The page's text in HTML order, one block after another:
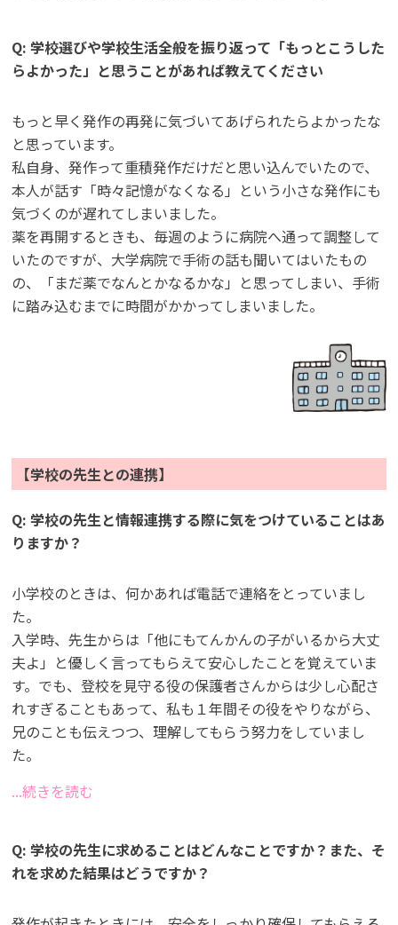
Q: 学校選びや学校生活全般を振り返って「もっとこうした
らよかった」と思うことがあれば教えてください
もっと早く発作の再発に気づいてあげられたらよかったな
と思っています。
私自身、発作って重積発作だけだと思い込んでいたので、
本人が話す「時々記憶がなくなる」という小さな発作にも
気づくのが遅れてしまいました。
薬を再開するときも、毎週のように病院へ通って調整して
いたのですが、大学病院で手術の話も聞いてはいたもの
の、「まだ薬でなんとかなるかな」と思ってしまい、手術
に踏み込むまでに時間がかかってしまいました。
【学校の先生との連携】
Q: 学校の先生と情報連携する際に気をつけていることはあ
りますか？
小学校のときは、何かあれば電話で連絡をとっていまし
た。
入学時、先生からは「他にもてんかんの子がいるから大丈
夫よ」と優しく言ってもらえて安心したことを覚えていま
す。でも、登校を見守る役の保護者さんからは少し心配さ
れすぎることもあって、私も１年間その役をやりながら、
兄のことも伝えつつ、理解してもらう努力をしていまし
た。
...続きを読む
Q: 学校の先生に求めることはどんなことですか？また、そ
れを求めた結果はどうですか？